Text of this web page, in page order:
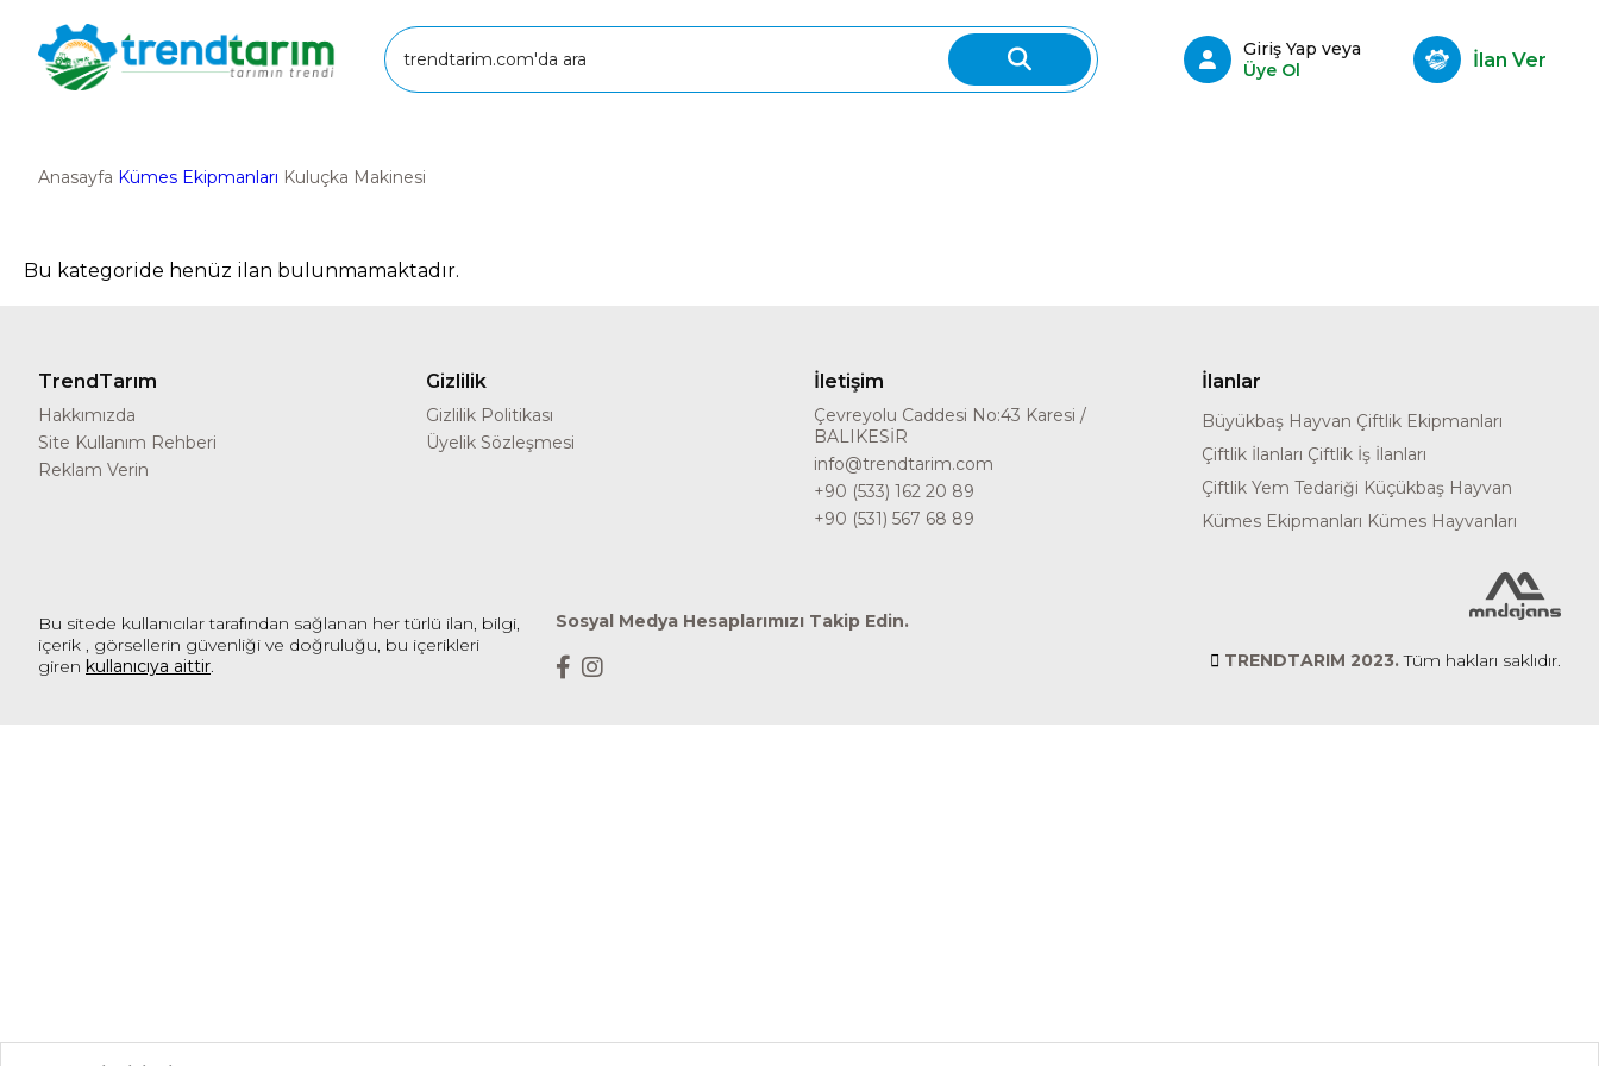
Giriş Yap veya
Üye Ol
İlan Ver
Anasayfa Kümes Ekipmanları Kuluçka Makinesi
Bu kategoride henüz ilan bulunmamaktadır.
TrendTarım
Hakkımızda
Site Kullanım Rehberi
Reklam Verin
Gizlilik
Gizlilik Politikası
Üyelik Sözleşmesi
İletişim
Çevreyolu Caddesi No:43 Karesi /
BALIKESİR
info@trendtarim.com
+90 (533) 162 20 89
+90 (531) 567 68 89
İlanlar
Büyükbaş Hayvan Çiftlik Ekipmanları
Çiftlik İlanları Çiftlik İş İlanları
Çiftlik Yem Tedariği Küçükbaş Hayvan
Kümes Ekipmanları Kümes Hayvanları
Bu sitede kullanıcılar tarafından sağlanan her türlü ilan, bilgi,
içerik , görsellerin güvenliği ve doğruluğu, bu içerikleri
giren kullanıcıya aittir.
Sosyal Medya Hesaplarımızı Takip Edin.
TRENDTARIM 2023.Tüm hakları saklıdır.